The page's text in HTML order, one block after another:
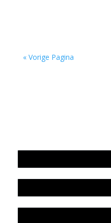
« Vorige Pagina